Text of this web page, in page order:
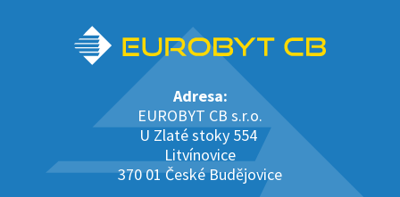
Adresa:
EUROBYT CB s.r.o.
U Zlaté stoky 554
Litvínovice
370 01 České Budějovice